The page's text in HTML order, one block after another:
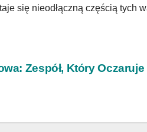
się nieodłączną częścią tych
Zespół, Który Oczaruje